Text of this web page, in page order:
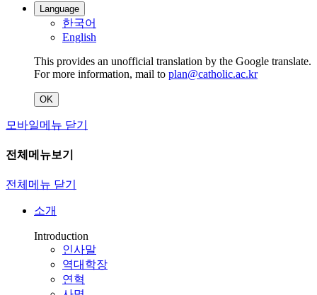
Language
한국어
English
This provides an unofficial translation by the Google translate.
For more information, mail to plan@catholic.ac.kr
OK
모바일메뉴 닫기
전체메뉴보기
전체메뉴 닫기
소개
Introduction
인사말
역대학장
연혁